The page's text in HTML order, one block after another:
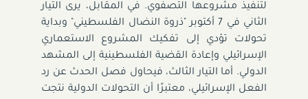
لتنفيذ مشروعها التصفوي. في المقابل، يرى التيار
الثاني في 7 أكتوبر "ذروة النضال الفلسطيني" وبداية
تحولات تؤدي إلى تفكيك المشروع الاستعماري
الإسرائيلي وإعادة القضية الفلسطينية إلى المشهد
الدولي. أما التيار الثالث، فيحاول فصل الحدث عن رد
الفعل الإسرائيلي، معتبرًا أن التحولات الدولية نتجت